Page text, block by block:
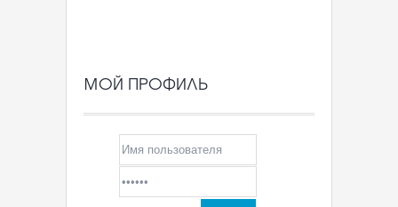
МОЙ ПРОФИЛЬ